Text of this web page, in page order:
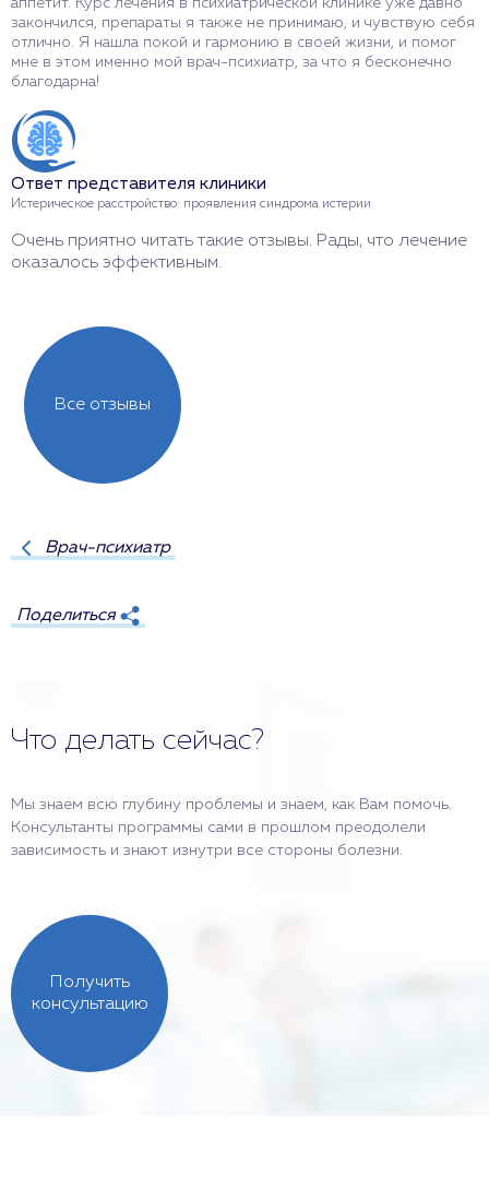
аппетит. Курс лечения в психиатрической клинике уже давно
закончился, препараты я также не принимаю, и чувствую себя
отлично. Я нашла покой и гармонию в своей жизни, и помог
мне в этом именно мой врач-психиатр, за что я бесконечно
благодарна!
Ответ представителя клиники
Истерическое расстройство: проявления синдрома истерии
Очень приятно читать такие отзывы. Рады, что лечение
оказалось эффективным.
Все отзывы
Врач-психиатр
Поделиться
Что делать сейчас?
Мы знаем всю глубину проблемы и знаем, как Вам помочь.
Консультанты программы сами в прошлом преодолели
зависимость и знают изнутри все стороны болезни.
Получить
консультацию